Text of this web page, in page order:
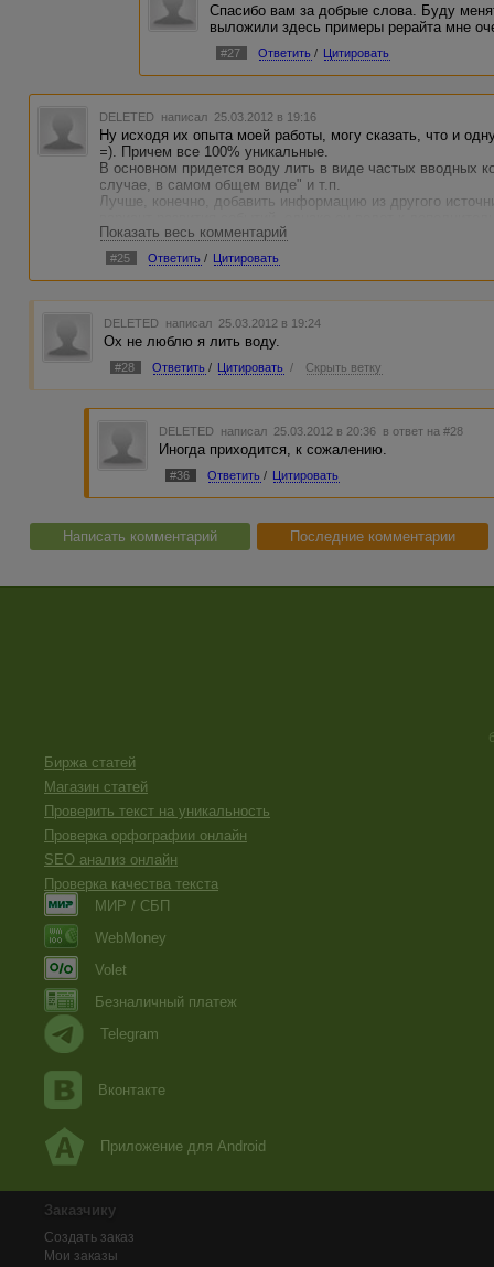
Спасибо вам за добрые слова. Буду
выложили здесь примеры рерайта мне
#27 Ответить / Цитировать
DELETED написал 25.03.2012 в 19:16
Ну исходя их опыта моей работы, могу сказать, что и
=). Причем все 100% уникальные.
В основном придется воду лить в виде частых вводных
случае, в самом общем виде" и т.п.
Лучше, конечно, добавить информацию из другого
которые далеко не всегда оплачиваются сверх "оклада".
Показать весь комментарий
#25 Ответить / Цитировать
DELETED написал 25.03.2012 в 19:24
Ох не люблю я лить воду.
#28 Ответить / Цитировать / Скрыть ветку
DELETED написал 25.03.2012 в 20:36 в ответ на #28
Иногда приходится, к сожалению.
#36 Ответить / Цитировать
Написать комментарий Последние комментарии
Биржа статей
Магазин статей
Проверить текст на уникальность
Проверка орфографии онлайн
SEO анализ онлайн
Проверка качества текста
МИР / СБП
WebMoney
Volet
Безналичный платеж
Telegram
Вконтакте
Приложение для Android
Заказчику
Создать заказ
Мои заказы